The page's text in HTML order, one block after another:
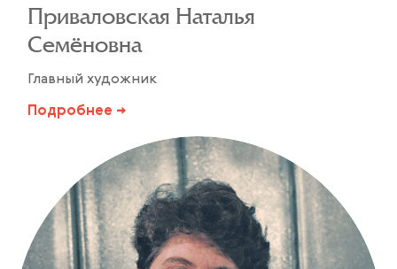
Приваловская Наталья
Семёновна
Главный художник
Подробнее →